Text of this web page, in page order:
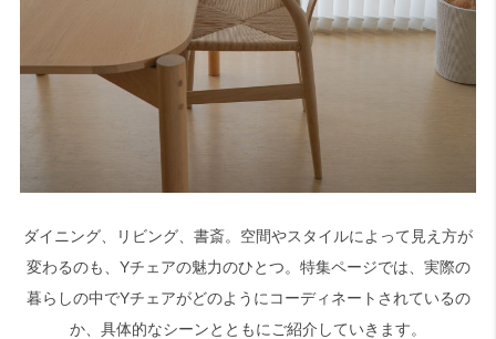
ダイニング、リビング、書斎。空間やスタイルによって見え方が
変わるのも、Yチェアの魅力のひとつ。特集ページでは、実際の
暮らしの中でYチェアがどのようにコーディネートされているの
か、具体的なシーンとともにご紹介していきます。